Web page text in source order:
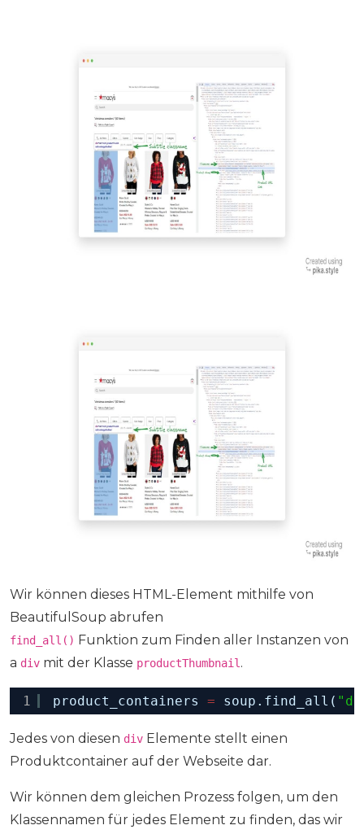
Wir können dieses HTML-Element mithilfe von
BeautifulSoup abrufen
find_all() Funktion zum Finden aller Instanzen von
a div mit der Klasse productThumbnail.
1 product_containers = soup.find_all(
Jedes von diesen div Elemente stellt einen
Produktcontainer auf der Webseite dar.
Wir können dem gleichen Prozess folgen, um den
Klassennamen für jedes Element zu finden, das wir